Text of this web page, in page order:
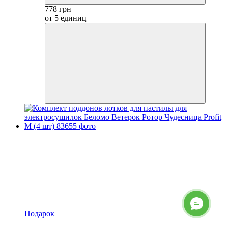
778 грн
от 5 единиц
Подарок